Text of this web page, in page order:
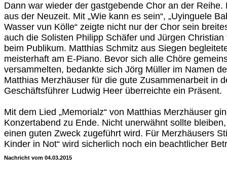
Dann war wieder der gastgebende Chor an der
aus der Neuzeit. Mit „Wie kann es sein“, „Uyinguele
Wasser vun Kölle“ zeigte nicht nur der Chor sein
auch die Solisten Philipp Schäfer und Jürgen
beim Publikum. Matthias Schmitz aus Siegen
meisterhaft am E-Piano. Bevor sich alle Chöre
versammelten, bedankte sich Jörg Müller im Namen
Matthias Merzhäuser für die gute Zusammenarbeit in
Geschäftsführer Ludwig Heer überreichte ein Präsent.
Mit dem Lied „Memorialz“ von Matthias Merzhäuser
Konzertabend zu Ende. Nicht unerwähnt sollte
einen guten Zweck zugeführt wird. Für Merzhäusers
Kinder in Not“ wird sicherlich noch ein beachtlicher
Nachricht vom 04.03.2015